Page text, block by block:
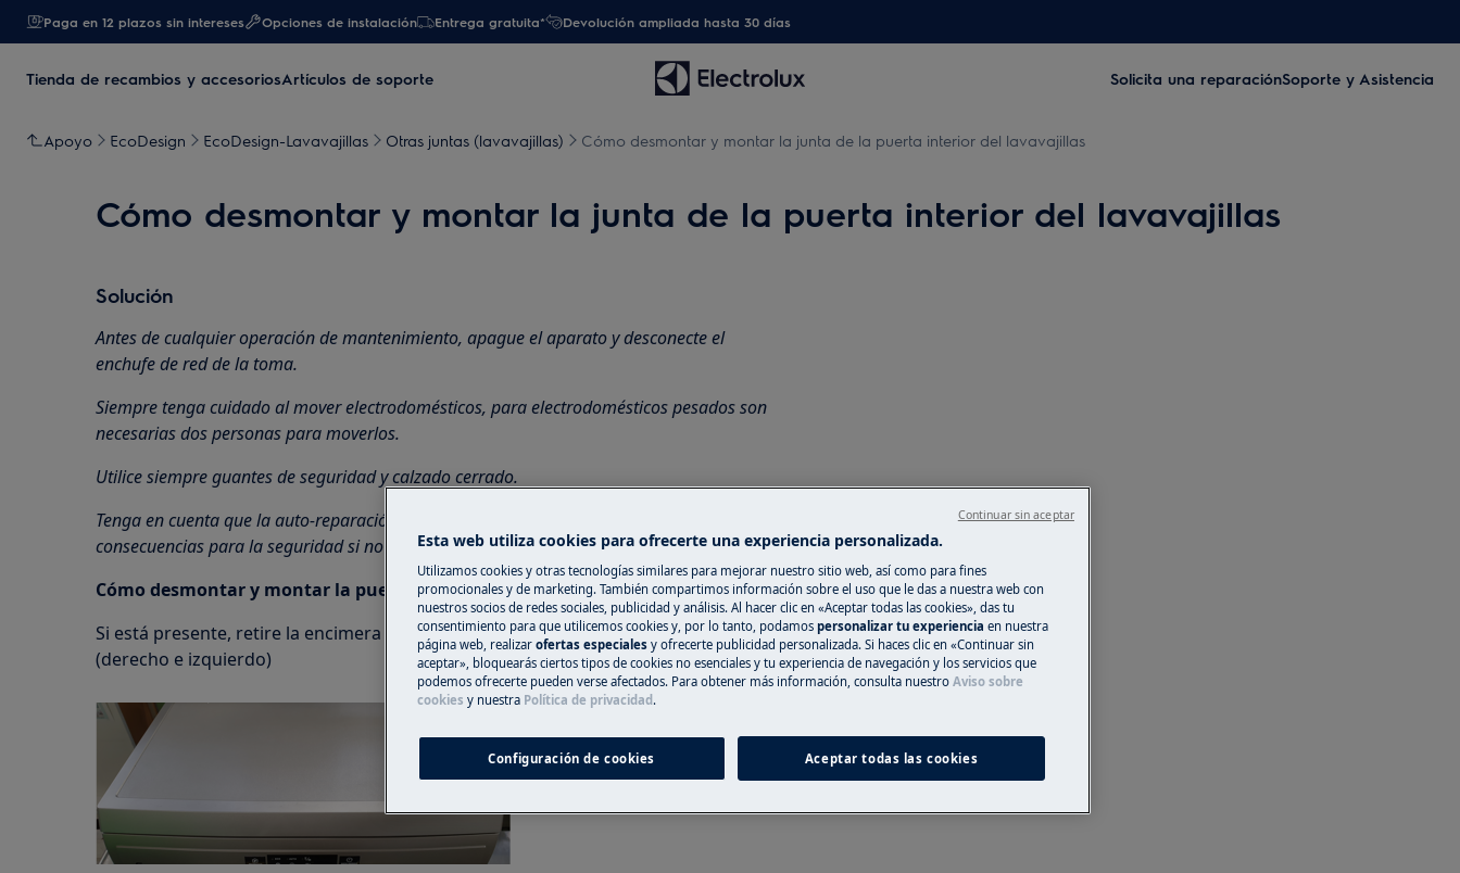
Paga en 12 plazos sin intereses Opciones de instalación Entrega gratuita* Devolución ampliada hasta 30 días
Tienda de recambios y accesoriosArtículos de soporte Solicita una reparaciónSoporte y Asistencia
Apoyo EcoDesign EcoDesign-Lavavajillas Otras juntas (lavavajillas) Cómo desmontar y montar la junta de la puerta interior del lavavajillas
Cómo desmontar y montar la junta de la puerta interior del lavavajillas
Solución
Antes de cualquier operación de mantenimiento, apague el aparato y desconecte el
enchufe de red de la toma.
Siempre tenga cuidado al mover electrodomésticos, para electrodomésticos pesados son
necesarias dos personas para moverlos.
Utilice siempre guantes de seguridad y calzado cerrado.
Tenga en cuenta que la auto-reparación o la reparación no profesional pueden tener
consecuencias para la seguridad si no se realizan correctamente.
Cómo desmontar y montar la puerta interior del lavavajillas.
Si está presente, retire la encimera desenroscando los 2 tornillos traseros
(derecho e izquierdo)
Esta web utiliza cookies para ofrecerte una experiencia personalizada.
Utilizamos cookies y otras tecnologías similares para mejorar nuestro sitio web, así como para fines
promocionales y de marketing. También compartimos información sobre el uso que le das a nuestra web con
nuestros socios de redes sociales, publicidad y análisis. Al hacer clic en «Aceptar todas las cookies», das tu
consentimiento para que utilicemos cookies y, por lo tanto, podamos personalizar tu experiencia en nuestra
página web, realizar ofertas especiales y ofrecerte publicidad personalizada. Si haces clic en «Continuar sin
aceptar», bloquearás ciertos tipos de cookies no esenciales y tu experiencia de navegación y los servicios que
podemos ofrecerte pueden verse afectados. Para obtener más información, consulta nuestro Aviso sobre
cookies y nuestra Política de privacidad .
Configuración de cookies Aceptar todas las cookies
Continuar sin aceptar